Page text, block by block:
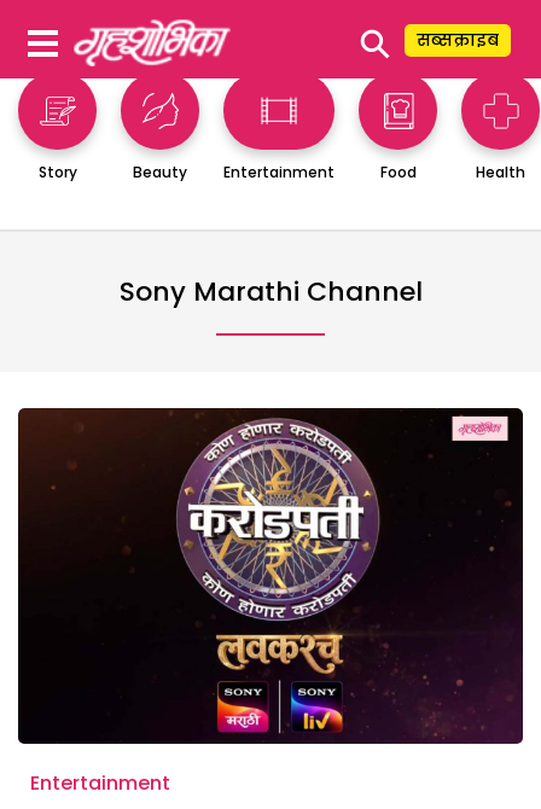
⚲ सब्सक्राइब
Story Beauty Entertainment Food Health
Sony Marathi Channel
Entertainment